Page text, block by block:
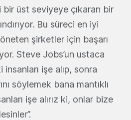
üst seviyeye çıkaran bir
Bu süreci en iyi
şirketler için başarı
Steve Jobs’un ustaca
işe alıp, sonra
söylemek bana mantıklı
işe alırız ki, onlar bize